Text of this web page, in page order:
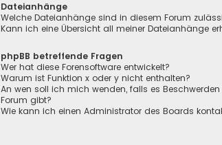
Dateianhänge
Welche Dateianhänge sind in diesem Forum
Kann ich eine Übersicht all meiner Dateianhänge
phpBB betreffende Fragen
Wer hat diese Forensoftware entwickelt?
Warum ist Funktion x oder y nicht enthalten?
An wen soll ich mich wenden, falls es
Forum gibt?
Wie kann ich einen Administrator des Boards